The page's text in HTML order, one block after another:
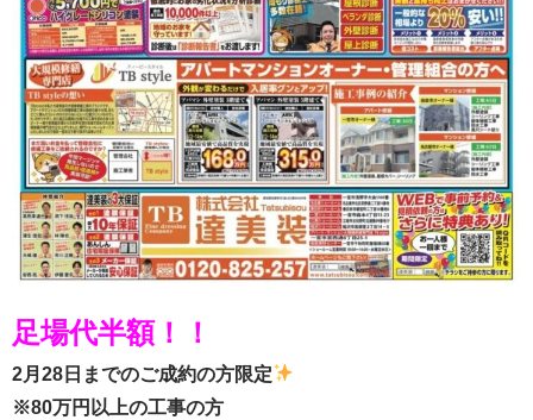
足場代半額！！
2月28日までのご成約の方限定
※80万円以上の工事の方